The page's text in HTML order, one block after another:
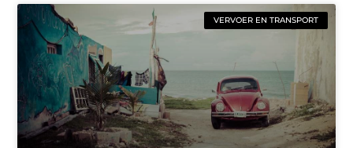
VERVOER EN TRANSPORT